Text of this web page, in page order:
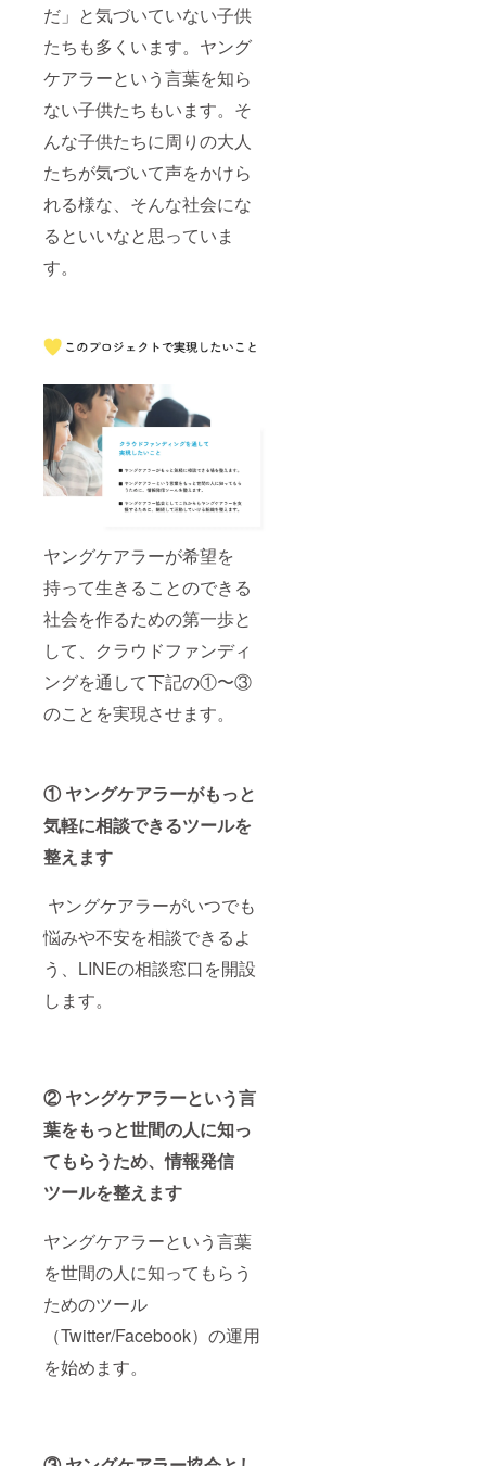
だ」と気づいていない子供
たちも多くいます。ヤング
ケアラーという言葉を知ら
ない子供たちもいます。そ
んな子供たちに周りの大人
たちが気づいて声をかけら
れる様な、そんな社会にな
るといいなと思っていま
す。
ヤングケアラーが希望を
持って生きることのできる
社会を作るための第一歩と
して、クラウドファンディ
ングを通して下記の①〜③
のことを実現させます。
① ヤングケアラーがもっと
気軽に相談できるツールを
整えます
ヤングケアラーがいつでも
悩みや不安を相談できるよ
う、LINEの相談窓口を開設
します。
② ヤングケアラーという言
葉をもっと世間の人に知っ
てもらうため、情報発信
ツールを整えます
ヤングケアラーという言葉
を世間の人に知ってもらう
ためのツール
（Twitter/Facebook）の運用
を始めます。